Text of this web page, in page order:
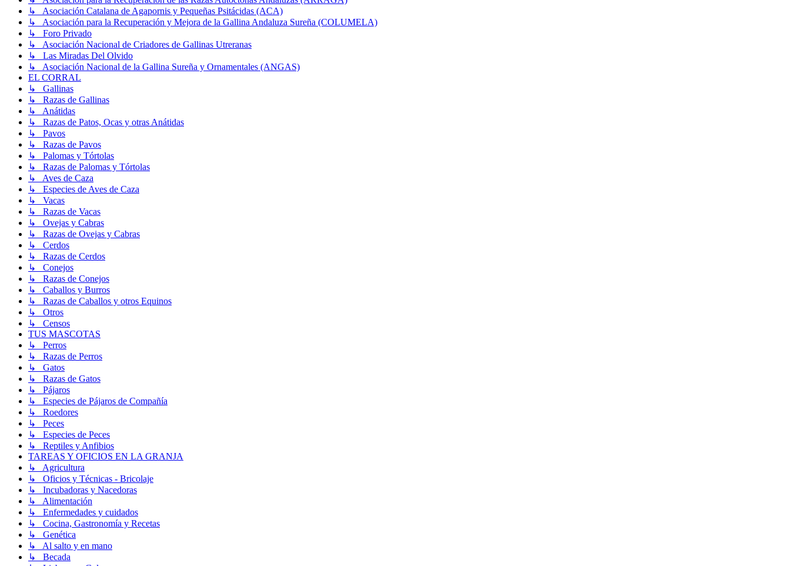
↳ Asociación Catalana de Agapornis y Pequeñas Psitácidas (ACA)
↳ Asociación para la Recuperación y Mejora de la Gallina Andaluza Sureña (COLUMELA)
↳ Foro Privado
↳ Asociación Nacional de Criadores de Gallinas Utreranas
↳ Las Miradas Del Olvido
↳ Asociación Nacional de la Gallina Sureña y Ornamentales (ANGAS)
EL CORRAL
↳ Gallinas
↳ Razas de Gallinas
↳ Anátidas
↳ Razas de Patos, Ocas y otras Anátidas
↳ Pavos
↳ Razas de Pavos
↳ Palomas y Tórtolas
↳ Razas de Palomas y Tórtolas
↳ Aves de Caza
↳ Especies de Aves de Caza
↳ Vacas
↳ Razas de Vacas
↳ Ovejas y Cabras
↳ Razas de Ovejas y Cabras
↳ Cerdos
↳ Razas de Cerdos
↳ Conejos
↳ Razas de Conejos
↳ Caballos y Burros
↳ Razas de Caballos y otros Equinos
↳ Otros
↳ Censos
TUS MASCOTAS
↳ Perros
↳ Razas de Perros
↳ Gatos
↳ Razas de Gatos
↳ Pájaros
↳ Especies de Pájaros de Compañía
↳ Roedores
↳ Peces
↳ Especies de Peces
↳ Reptiles y Anfibios
TAREAS Y OFICIOS EN LA GRANJA
↳ Agricultura
↳ Oficios y Técnicas - Bricolaje
↳ Incubadoras y Nacedoras
↳ Alimentación
↳ Enfermedades y cuidados
↳ Cocina, Gastronomía y Recetas
↳ Genética
↳ Al salto y en mano
↳ Becada